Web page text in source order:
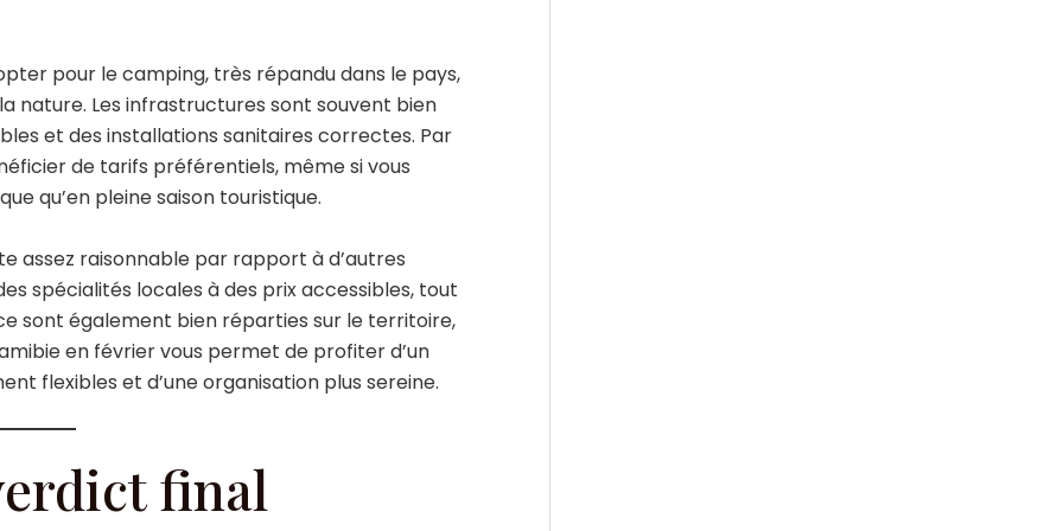
pour le camping, très répandu dans le pays,
nature. Les infrastructures sont souvent bien
et des installations sanitaires correctes. Par
de tarifs préférentiels, même si vous
qu’en pleine saison touristique.
assez raisonnable par rapport à d’autres
spécialités locales à des prix accessibles, tout
sont également bien réparties sur le territoire,
en février vous permet de profiter d’un
flexibles et d’une organisation plus sereine.
final